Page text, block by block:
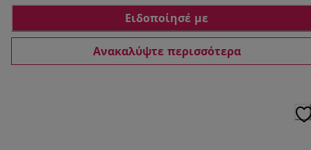
Ειδοποίησέ με
Ανακαλύψτε περισσότερα